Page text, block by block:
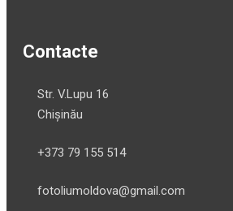
Contacte
Str. V.Lupu 16
Chișinău
+373 79 155 514
fotoliumoldova@gmail.com